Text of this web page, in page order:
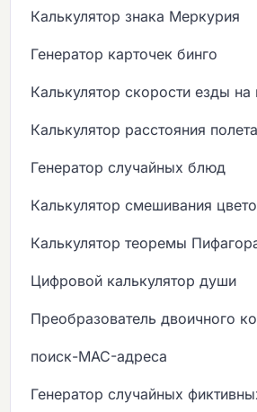
Калькулятор знака Меркурия
Генератор карточек бинго
Калькулятор скорости езды на
Калькулятор расстояния полета
Генератор случайных блюд
Калькулятор смешивания
Калькулятор теоремы
Цифровой калькулятор души
Преобразователь двоичного
поиск-MAC-адреса
Генератор случайных